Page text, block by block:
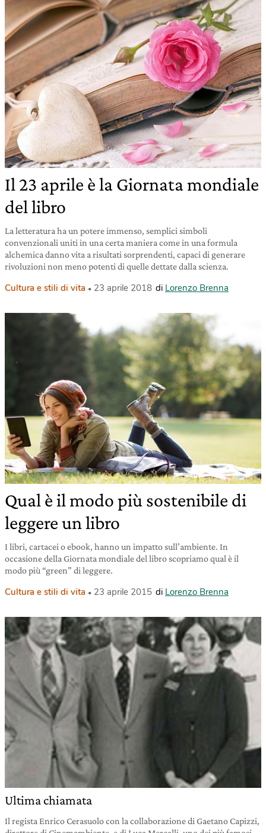
Il 23 aprile è la Giornata mondiale
del libro
La letteratura ha un potere immenso, semplici simboli
convenzionali uniti in una certa maniera come in una formula
alchemica danno vita a risultati sorprendenti, capaci di generare
rivoluzioni non meno potenti di quelle dettate dalla scienza.
Cultura e stili di vita 23 aprile 2018 di Lorenzo Brenna
Qual è il modo più sostenibile di
leggere un libro
I libri, cartacei o ebook, hanno un impatto sull’ambiente. In
occasione della Giornata mondiale del libro scopriamo qual è il
modo più “green” di leggere.
Cultura e stili di vita 23 aprile 2015 di Lorenzo Brenna
Ultima chiamata
Il regista Enrico Cerasuolo con la collaborazione di Gaetano Capizzi,